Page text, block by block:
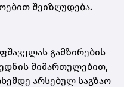
შეიზღუდება.
გამზირების
მიმართულებით,
არსებულ საგზაო